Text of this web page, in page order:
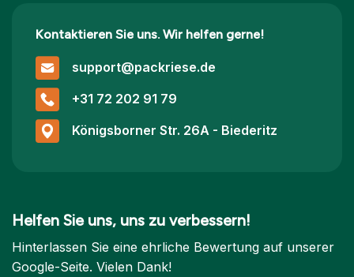
Kontaktieren Sie uns. Wir helfen gerne!
support@packriese.de
+31 72 202 91 79
Königsborner Str. 26A - Biederitz
Helfen Sie uns, uns zu verbessern!
Hinterlassen Sie eine ehrliche Bewertung auf unserer
Google-Seite. Vielen Dank!